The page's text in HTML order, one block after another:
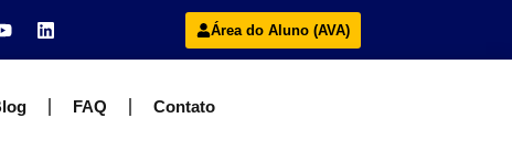
Área do Aluno (AVA)
FAQ Contato